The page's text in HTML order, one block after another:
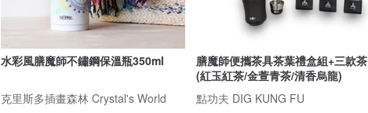
水彩風膳魔師不鏽鋼保溫瓶350ml
克里斯多插畫森林 Crystal's World
膳魔師便攜茶具茶葉禮盒組+三款茶
(紅玉紅茶/金萱青茶/清香烏龍)
點功夫 DIG KUNG FU